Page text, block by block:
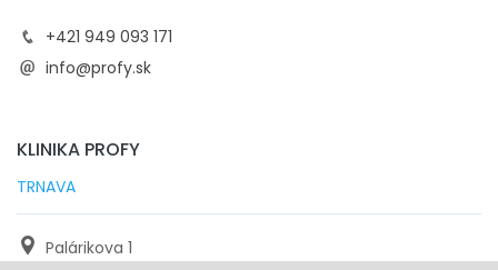
+421 949 093 171
info@profy.sk
KLINIKA PROFY
TRNAVA
Palárikova 1